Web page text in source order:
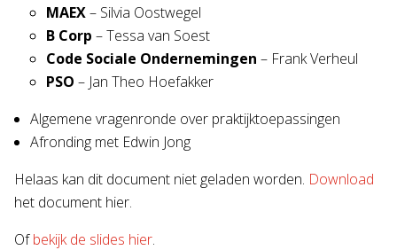
MAEX– Silvia Oostwegel
B Corp – Tessa van Soest
Code Sociale Ondernemingen – Frank Verheul
PSO – Jan Theo Hoefakker
Algemene vragenronde over praktijktoepassingen
Afronding met Edwin Jong
Helaas kan dit document niet geladen worden. Download
het document hier.
Ofbekijk de slides hier.